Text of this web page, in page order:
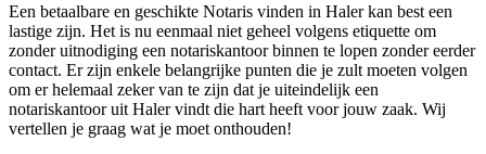
Een betaalbare en geschikte Notaris vinden in Haler kan best een
lastige zijn. Het is nu eenmaal niet geheel volgens etiquette om
zonder uitnodiging een notariskantoor binnen te lopen zonder eerder
contact. Er zijn enkele belangrijke punten die je zult moeten volgen
om er helemaal zeker van te zijn dat je uiteindelijk een
notariskantoor uit Haler vindt die hart heeft voor jouw zaak. Wij
vertellen je graag wat je moet onthouden!